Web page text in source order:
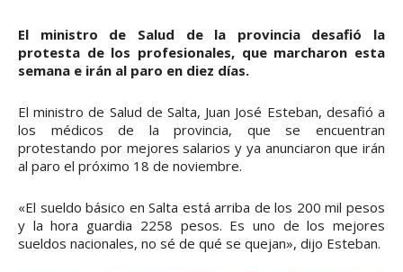
El ministro de Salud de la provincia desafió la
protesta de los profesionales, que marcharon esta
semana e irán al paro en diez días.
El ministro de Salud de Salta, Juan José Esteban, desafió a
los médicos de la provincia, que se encuentran
protestando por mejores salarios y ya anunciaron que irán
al paro el próximo 18 de noviembre.
«El sueldo básico en Salta está arriba de los 200 mil pesos
y la hora guardia 2258 pesos. Es uno de los mejores
sueldos nacionales, no sé de qué se quejan», dijo Esteban.